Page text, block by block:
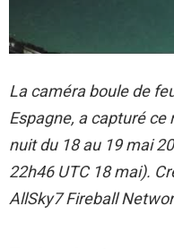
La caméra boule de
Espagne, a capturé
nuit du 18 au 19 mai
22h46 UTC18 mai).
AllSky7 Fireball